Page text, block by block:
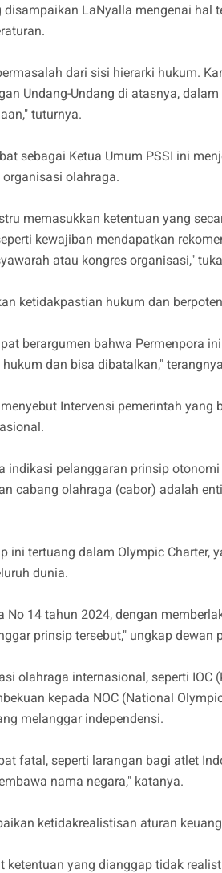
LaNyalla mengenai hal
dari sisi hierarki hukum.
Undang-Undang di atasnya,
tuturnya.
sebagai Ketua Umum PSSI ini
olahraga.
memasukkan ketentuan yang
kewajiban mendapatkan
atau kongres organisasi,"
ketidakpastian hukum dan
berargumen bahwa Permenpora
dan bisa dibatalkan,"
Intervensi pemerintah yang
indikasi pelanggaran prinsip
cabang olahraga (cabor) adalah
ini tertuang dalam Olympic Charter,
dunia.
No 14 tahun 2024, dengan
prinsip tersebut," ungkap dewan
olahraga internasional, seperti
kepada NOC (National
melanggar independensi.
fatal, seperti larangan bagi atlet
nama negara," katanya.
ketidakrealistisan aturan
ketentuan yang dianggap tidak